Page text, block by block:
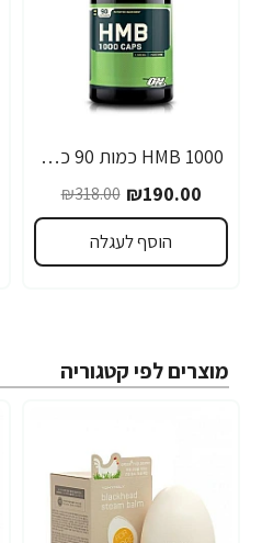
-40%
1000 HMB כמות 90 כמוסות מבית Optimum Nutrition
₪190.00
₪318.00
הוסף לעגלה
מוצרים לפי קטגוריה